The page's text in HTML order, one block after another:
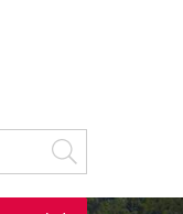
Suche starten